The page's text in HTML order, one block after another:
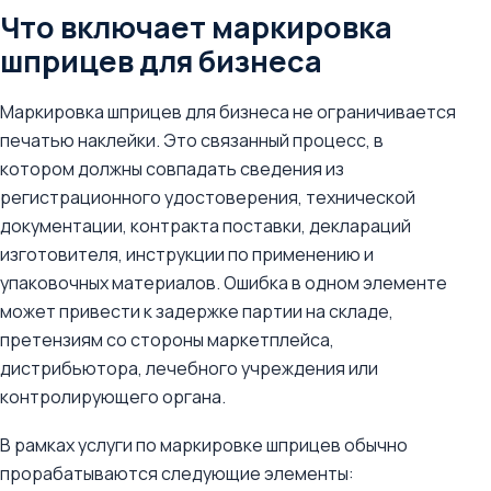
Что включает маркировка
шприцев для бизнеса
Маркировка шприцев для бизнеса не ограничивается
печатью наклейки. Это связанный процесс, в
котором должны совпадать сведения из
регистрационного удостоверения, технической
документации, контракта поставки, деклараций
изготовителя, инструкции по применению и
упаковочных материалов. Ошибка в одном элементе
может привести к задержке партии на складе,
претензиям со стороны маркетплейса,
дистрибьютора, лечебного учреждения или
контролирующего органа.
В рамках услуги по маркировке шприцев обычно
прорабатываются следующие элементы: